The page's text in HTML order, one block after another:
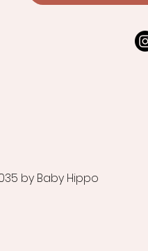
by Baby Hippo